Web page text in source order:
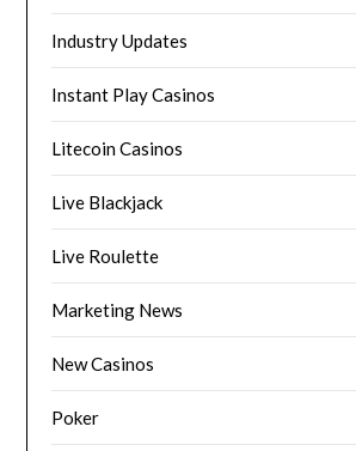
Industry Updates
Instant Play Casinos
Litecoin Casinos
Live Blackjack
Live Roulette
Marketing News
New Casinos
Poker